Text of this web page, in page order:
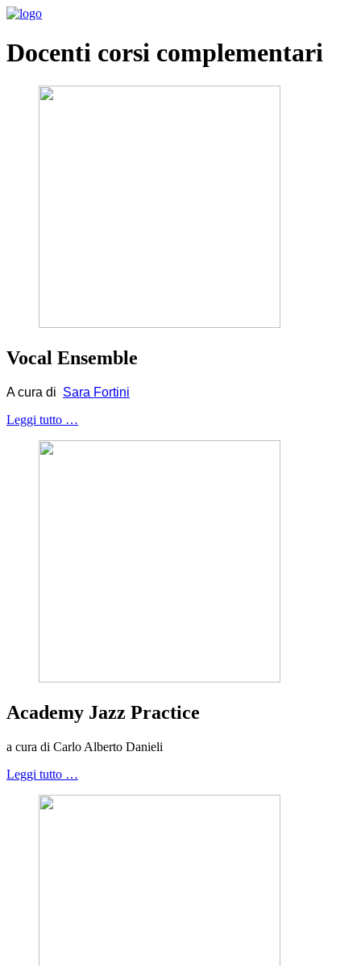
Docenti corsi complementari
Vocal Ensemble
A cura di Sara Fortini
Leggi tutto …
Academy Jazz Practice
a cura di Carlo Alberto Danieli
Leggi tutto …